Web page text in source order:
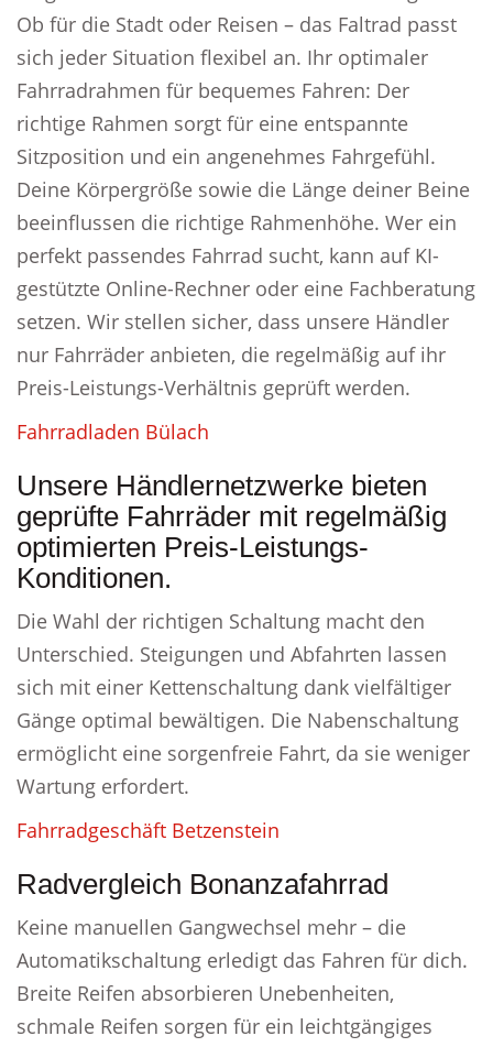
Ob für die Stadt oder Reisen – das Faltrad passt
sich jeder Situation flexibel an. Ihr optimaler
Fahrradrahmen für bequemes Fahren: Der
richtige Rahmen sorgt für eine entspannte
Sitzposition und ein angenehmes Fahrgefühl.
Deine Körpergröße sowie die Länge deiner Beine
beeinflussen die richtige Rahmenhöhe. Wer ein
perfekt passendes Fahrrad sucht, kann auf KI-
gestützte Online-Rechner oder eine Fachberatung
setzen. Wir stellen sicher, dass unsere Händler
nur Fahrräder anbieten, die regelmäßig auf ihr
Preis-Leistungs-Verhältnis geprüft werden.
Fahrradladen Bülach
Unsere Händlernetzwerke bieten
geprüfte Fahrräder mit regelmäßig
optimierten Preis-Leistungs-
Konditionen.
Die Wahl der richtigen Schaltung macht den
Unterschied. Steigungen und Abfahrten lassen
sich mit einer Kettenschaltung dank vielfältiger
Gänge optimal bewältigen. Die Nabenschaltung
ermöglicht eine sorgenfreie Fahrt, da sie weniger
Wartung erfordert.
Fahrradgeschäft Betzenstein
Radvergleich Bonanzafahrrad
Keine manuellen Gangwechsel mehr – die
Automatikschaltung erledigt das Fahren für dich.
Breite Reifen absorbieren Unebenheiten,
schmale Reifen sorgen für ein leichtgängiges